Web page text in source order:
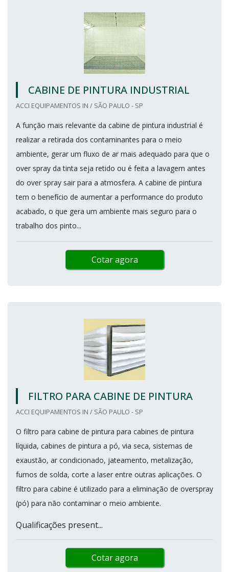
CABINE DE PINTURA INDUSTRIAL
ACCI EQUIPAMENTOS IN / SÃO PAULO - SP
A função mais relevante da cabine de pintura industrial é
realizar a retirada dos contaminantes para o meio
ambiente, gerar um fluxo de ar mais adequado para que o
over spray da tinta seja retido ou é feita a lavagem antes
do over spray sair para a atmosfera. A cabine de pintura
tem o benefício de aumentar a performance do produto
acabado, o que gera um ambiente mais seguro para o
trabalho dos pinto...
Cotar agora
FILTRO PARA CABINE DE PINTURA
ACCI EQUIPAMENTOS IN / SÃO PAULO - SP
O filtro para cabine de pintura para cabines de pintura
líquida, cabines de pintura a pó, via seca, sistemas de
exaustão, ar condicionado, jateamento, metalização,
fumos de solda, corte a laser entre outras aplicações. O
filtro para cabine é utilizado para a eliminação de overspray
(pó) para não contaminar o meio ambiente.
Qualificações present...
Cotar agora